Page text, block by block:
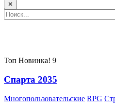
✕
Топ Новинка! 9
Спарта 2035
Многопользовательские RPG